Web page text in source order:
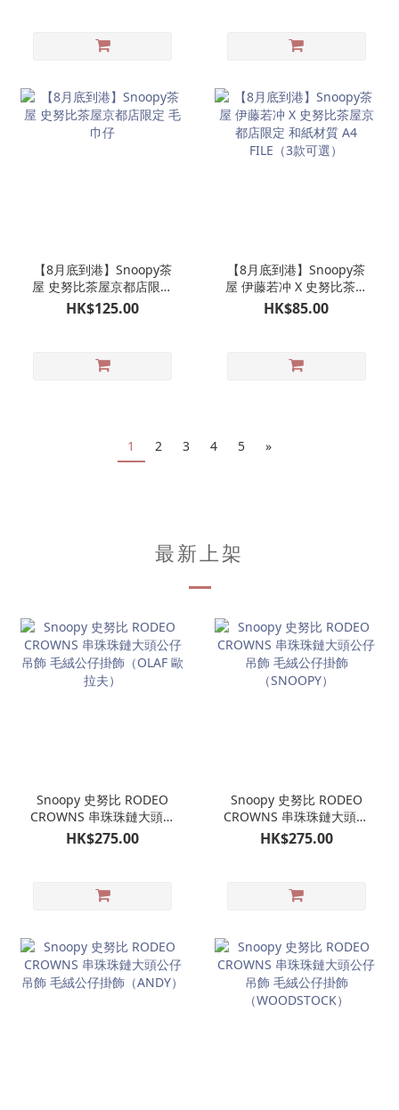
【8月底到港】Snoopy茶
屋 史努比茶屋京都店限定
毛巾仔
HK$125.00
【8月底到港】Snoopy茶
屋 伊藤若冲 X 史努比茶屋
京都店限定 和紙材質 A4
HK$85.00
1 2 3 4 5 »
最新上架
Snoopy 史努比 RODEO
CROWNS 串珠珠鏈大頭公
仔吊飾 毛絨公仔掛飾
（OLAF 歐拉夫）
HK$275.00
Snoopy 史努比 RODEO
CROWNS 串珠珠鏈大頭公
仔吊飾 毛絨公仔掛飾
（SNOOPY）
HK$275.00